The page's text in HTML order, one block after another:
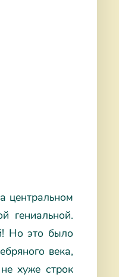
центральном
гениальной.
Но это было
века,
хуже строк